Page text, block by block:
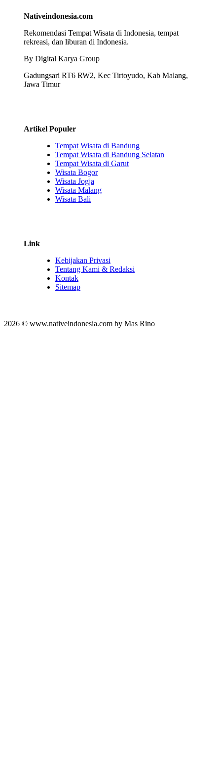
Nativeindonesia.com
Rekomendasi Tempat Wisata di Indonesia, tempat
rekreasi, dan liburan di Indonesia.
By Digital Karya Group
Gadungsari RT6 RW2, Kec Tirtoyudo, Kab Malang,
Jawa Timur
Artikel Populer
Tempat Wisata di Bandung
Tempat Wisata di Bandung Selatan
Tempat Wisata di Garut
Wisata Bogor
Wisata Jogja
Wisata Malang
Wisata Bali
Link
Kebijakan Privasi
Tentang Kami & Redaksi
Kontak
Sitemap
2026 © www.nativeindonesia.com by Mas Rino